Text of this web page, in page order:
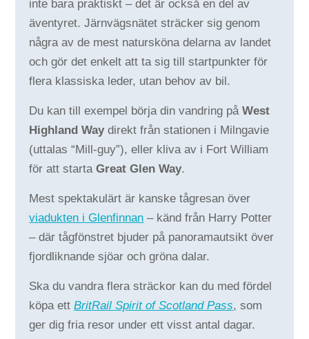
inte bara praktiskt – det är också en del av
äventyret. Järnvägsnätet sträcker sig genom
några av de mest natursköna delarna av landet
och gör det enkelt att ta sig till startpunkter för
flera klassiska leder, utan behov av bil.
Du kan till exempel börja din vandring påWest
Highland Waydirekt från stationen i Milngavie
(uttalas “Mill-guy”), eller kliva av i Fort William
för att startaGreat Glen Way.
Mest spektakulärt är kanske tågresan över
viadukten i Glenfinnan – känd från Harry Potter
– där tågfönstret bjuder på panoramautsikt över
fjordliknande sjöar och gröna dalar.
Ska du vandra flera sträckor kan du med fördel
köpa ettBritRail Spirit of Scotland Pass, som
ger dig fria resor under ett visst antal dagar.